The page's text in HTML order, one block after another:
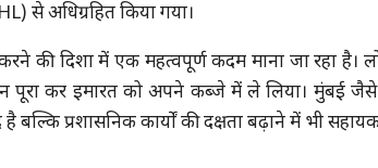
से अधिग्रहित किया गया।
की दिशा में एक महत्वपूर्ण कदम माना जा रहा है।
पूरा कर इमारत को अपने कब्जे में ले लिया। मुंबई
प्रशासनिक कार्यों की दक्षता बढ़ाने में भी सहायक